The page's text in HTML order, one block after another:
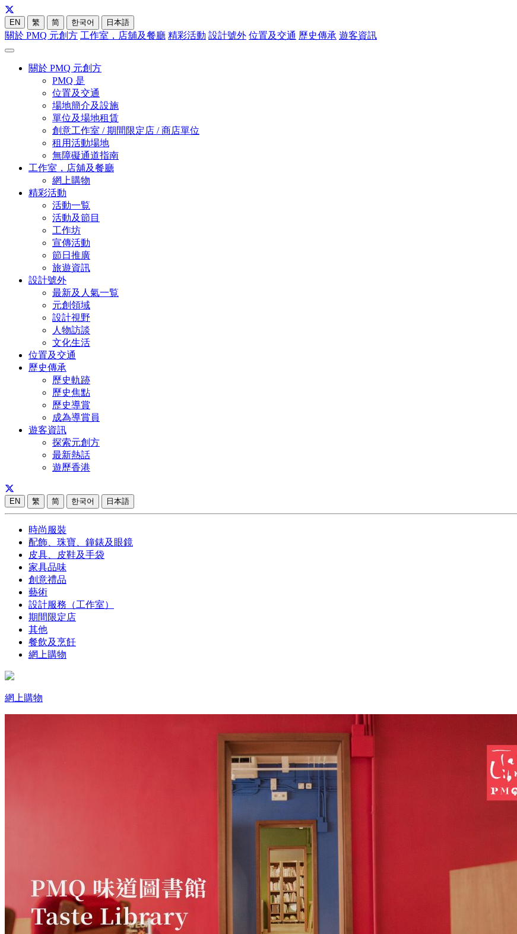
EN 繁 简 한국어 日本語
關於 PMQ 元創方 工作室，店舖及餐廳 精彩活動 設計號外 位置及交通 歷史傳承 遊客資訊
關於 PMQ 元創方
PMQ 是
位置及交通
場地簡介及設施
單位及場地租賃
創意工作室 / 期間限定店 / 商店單位
租用活動場地
無障礙通道指南
工作室，店舖及餐廳
網上購物
精彩活動
活動一覧
活動及節目
工作坊
宣傳活動
節日推廣
旅遊資訊
設計號外
最新及人氣一覧
元創領域
設計視野
人物訪談
文化生活
位置及交通
歷史傳承
歷史軌跡
歷史焦點
歷史導賞
成為導賞員
遊客資訊
探索元創方
最新熱話
遊歷香港
EN 繁 简 한국어 日本語
時尚服裝
配飾、珠寶、鐘錶及眼鏡
皮具、皮鞋及手袋
家具品味
創意禮品
藝術
設計服務（工作室）
期間限定店
其他
餐飲及烹飪
網上購物
網上購物